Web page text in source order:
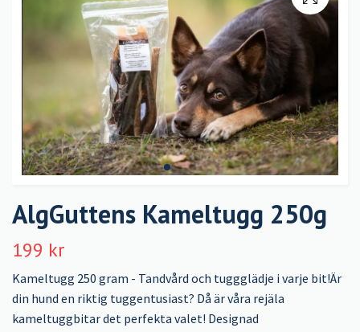
AlgGuttens Kameltugg 250g
199 kr
Kameltugg 250 gram - Tandvård och tuggglädje i varje bit!Är
din hund en riktig tuggentusiast? Då är våra rejäla
kameltuggbitar det perfekta valet! Designad